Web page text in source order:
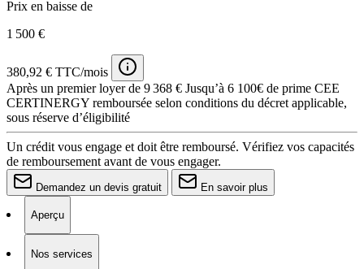
Prix en baisse de
1 500 €
380,92 € TTC/mois
Après un premier loyer de 9 368 € Jusqu’à 6 100€ de prime CEE
CERTINERGY remboursée selon conditions du décret applicable,
sous réserve d’éligibilité
Un crédit vous engage et doit être remboursé. Vérifiez vos capacités
de remboursement avant de vous engager.
Demandez un devis gratuit En savoir plus
Aperçu
Nos services